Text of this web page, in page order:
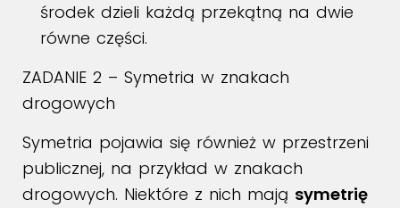
środek dzieli każdą przekątną na dwie
równe części.
ZADANIE 2 – Symetria w znakach
drogowych
Symetria pojawia się również w przestrzeni
publicznej, na przykład w znakach
drogowych. Niektóre z nich mają symetrię